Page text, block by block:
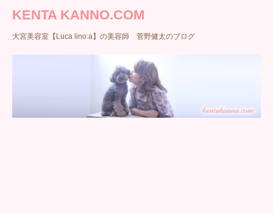
KENTA KANNO.COM
大宮美容室【Luca lino:a】の美容師 菅野健太のブログ